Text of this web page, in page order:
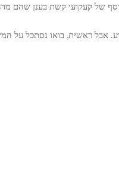
אבל ראשית, בואו נסתכל על